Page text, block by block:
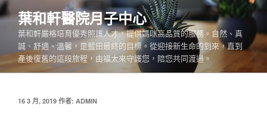
跳
至
內
葉和軒醫院月子中心
葉和軒嚴格培育優秀照護人才，提供媽咪高品質的服務。自然、真
誠、舒適、溫馨，是藍田最終的目標。從迎接新生命的到來，直到
產後復舊的這段旅程，由福太來守護您，陪您共同渡過。
發
16 3 月, 2019 作者: ADMIN